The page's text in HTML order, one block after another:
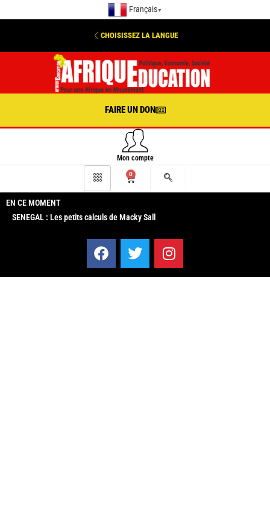
Français ▼
CHOISISSEZ LA LANGUE
FAIRE UN DON
Mon compte
0
EN CE MOMENT
SENEGAL : Les petits calculs de Macky Sall